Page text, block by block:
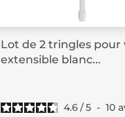
Lot de 2 tringles pour
extensible blanc...
4.6/5 - 10